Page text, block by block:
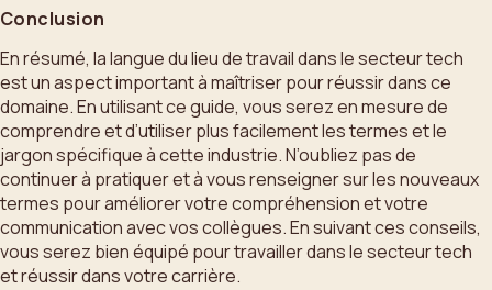
Conclusion
En résumé, la langue du lieu de travail dans le secteur tech
est un aspect important à maîtriser pour réussir dans ce
domaine. En utilisant ce guide, vous serez en mesure de
comprendre et d’utiliser plus facilement les termes et le
jargon spécifique à cette industrie. N’oubliez pas de
continuer à pratiquer et à vous renseigner sur les nouveaux
termes pour améliorer votre compréhension et votre
communication avec vos collègues. En suivant ces conseils,
vous serez bien équipé pour travailler dans le secteur tech
et réussir dans votre carrière.